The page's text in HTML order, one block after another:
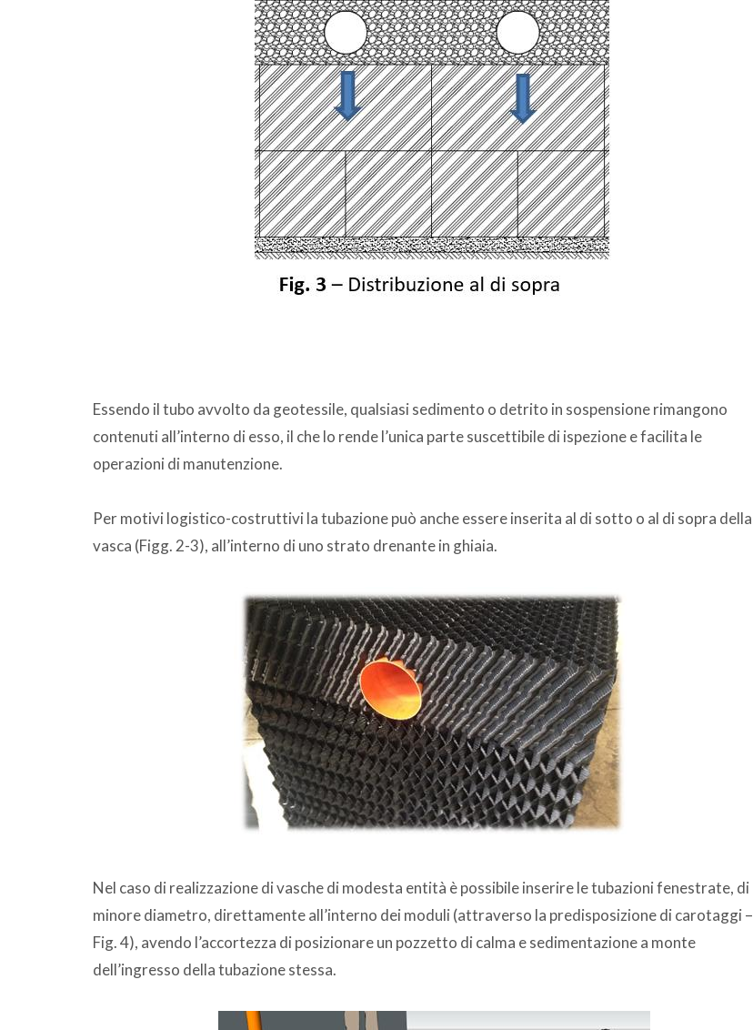
Essendo il tubo avvolto da geotessile, qualsiasi sedimento o detrito in sospensione rimangono
contenuti all’interno di esso, il che lo rende l’unica parte suscettibile di ispezione e facilita le
operazioni di manutenzione.
Per motivi logistico-costruttivi la tubazione può anche essere inserita al di sotto o al di sopra della
vasca (Figg. 2-3), all’interno di uno strato drenante in ghiaia.
Nel caso di realizzazione di vasche di modesta entità è possibile inserire le tubazioni fenestrate, di
minore diametro, direttamente all’interno dei moduli (attraverso la predisposizione di carotaggi –
Fig. 4), avendo l’accortezza di posizionare un pozzetto di calma e sedimentazione a monte
dell’ingresso della tubazione stessa.